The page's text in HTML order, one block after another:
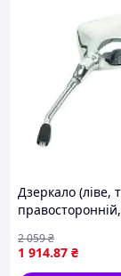
Дзеркало (ліве,
(EN) for steering
HONDA CA, CB,
1 914.87 ₴
2 059₴